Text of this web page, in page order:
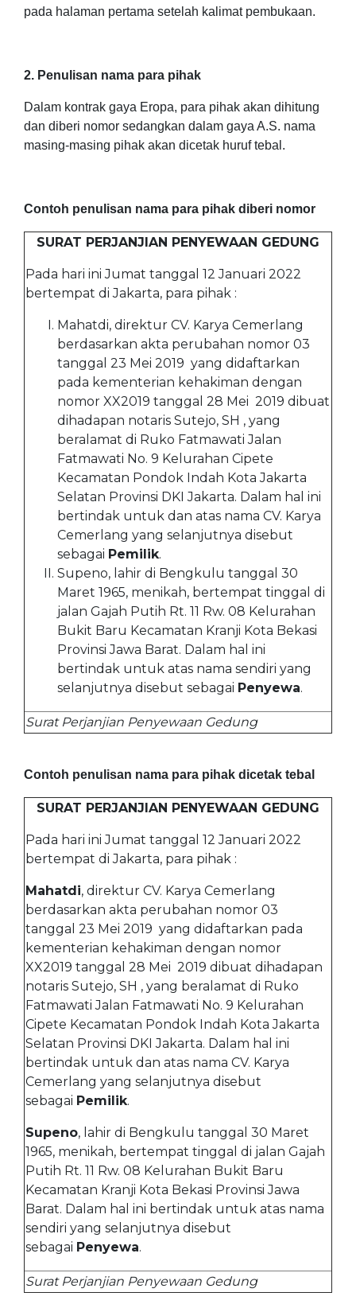
pada halaman pertama setelah kalimat pembukaan.
2. Penulisan nama para pihak
Dalam kontrak gaya Eropa, para pihak akan dihitung
dan diberi nomor sedangkan dalam gaya A.S. nama
masing-masing pihak akan dicetak huruf tebal.
Contoh penulisan nama para pihak diberi nomor
SURAT PERJANJIAN PENYEWAAN GEDUNG
Pada hari ini Jumat tanggal 12 Januari 2022
bertempat di Jakarta, para pihak :
Mahatdi, direktur CV. Karya Cemerlang
berdasarkan akta perubahan nomor 03
tanggal 23 Mei 2019 yang didaftarkan
pada kementerian kehakiman dengan
nomor XX2019 tanggal 28 Mei 2019 dibuat
dihadapan notaris Sutejo, SH , yang
beralamat di Ruko Fatmawati Jalan
Fatmawati No. 9 Kelurahan Cipete
Kecamatan Pondok Indah Kota Jakarta
Selatan Provinsi DKI Jakarta. Dalam hal ini
bertindak untuk dan atas nama CV. Karya
Cemerlang yang selanjutnya disebut
sebagai Pemilik.
Supeno, lahir di Bengkulu tanggal 30
Maret 1965, menikah, bertempat tinggal di
jalan Gajah Putih Rt. 11 Rw. 08 Kelurahan
Bukit Baru Kecamatan Kranji Kota Bekasi
Provinsi Jawa Barat. Dalam hal ini
bertindak untuk atas nama sendiri yang
selanjutnya disebut sebagai Penyewa.
Surat Perjanjian Penyewaan Gedung
Contoh penulisan nama para pihak dicetak tebal
SURAT PERJANJIAN PENYEWAAN GEDUNG
Pada hari ini Jumat tanggal 12 Januari 2022
bertempat di Jakarta, para pihak :
Mahatdi, direktur CV. Karya Cemerlang
berdasarkan akta perubahan nomor 03
tanggal 23 Mei 2019 yang didaftarkan pada
kementerian kehakiman dengan nomor
XX2019 tanggal 28 Mei 2019 dibuat dihadapan
notaris Sutejo, SH , yang beralamat di Ruko
Fatmawati Jalan Fatmawati No. 9 Kelurahan
Cipete Kecamatan Pondok Indah Kota Jakarta
Selatan Provinsi DKI Jakarta. Dalam hal ini
bertindak untuk dan atas nama CV. Karya
Cemerlang yang selanjutnya disebut
sebagai Pemilik.
Supeno, lahir di Bengkulu tanggal 30 Maret
1965, menikah, bertempat tinggal di jalan Gajah
Putih Rt. 11 Rw. 08 Kelurahan Bukit Baru
Kecamatan Kranji Kota Bekasi Provinsi Jawa
Barat. Dalam hal ini bertindak untuk atas nama
sendiri yang selanjutnya disebut
sebagai Penyewa.
Surat Perjanjian Penyewaan Gedung